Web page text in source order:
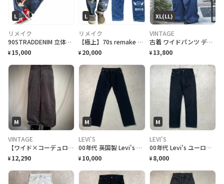
L
リメイク
90STRADDENIM 立体裁断 REMAKE 33INCH パッチアートガール
¥ 15,000
L
リメイク
【極上】70s remake グランジデニム極希少CJ sczzip 32インチ
¥ 20,000
XL(LL)
VINTAGE
古着 ワイドパンツ デニムパンツ デニム イージーパンツ 青 ブルー
¥ 13,800
M
VINTAGE
【ワイド×コーデュロイが最高】ワイドデニムパンツ アメカジ シティーボーイ y2k
¥ 12,290
M
LEVI'S
00年代 英国製 Levi's ユーロリーバイス 501 ブラックデニムパンツ ストレート メンズW29 古着 00s ヴィンテージ VINTAGE 後染め UK製 ブラック 黒色
¥ 10,000
M
LEVI'S
00年代 Levi's ユーロリーバイス 501 ブラック デニムパンツ メンズW32 古着 00s ヴィンテージ VINTAGE Y2K ジーンズ ブラック 黒
¥ 8,000